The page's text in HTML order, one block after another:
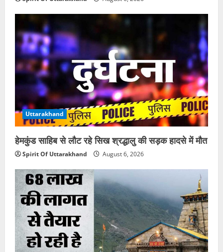
Uttarakhand
हेमकुंड साहिब से लौट रहे सिख श्रद्धालु की सड़क हादसे में मौत
Spirit Of Uttarakhand August 6, 2026